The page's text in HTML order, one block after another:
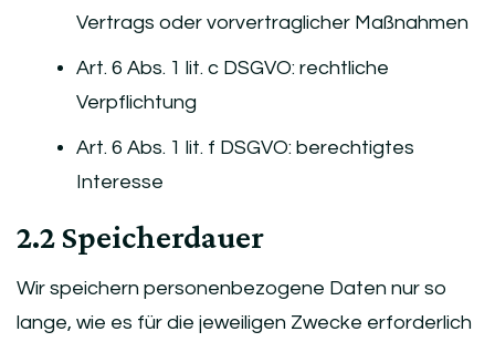
Vertrags oder vorvertraglicher Maßnahmen
Art. 6 Abs. 1 lit. c DSGVO: rechtliche
Verpflichtung
Art. 6 Abs. 1 lit. f DSGVO: berechtigtes
Interesse
2.2 Speicherdauer
Wir speichern personenbezogene Daten nur so
lange, wie es für die jeweiligen Zwecke erforderlich